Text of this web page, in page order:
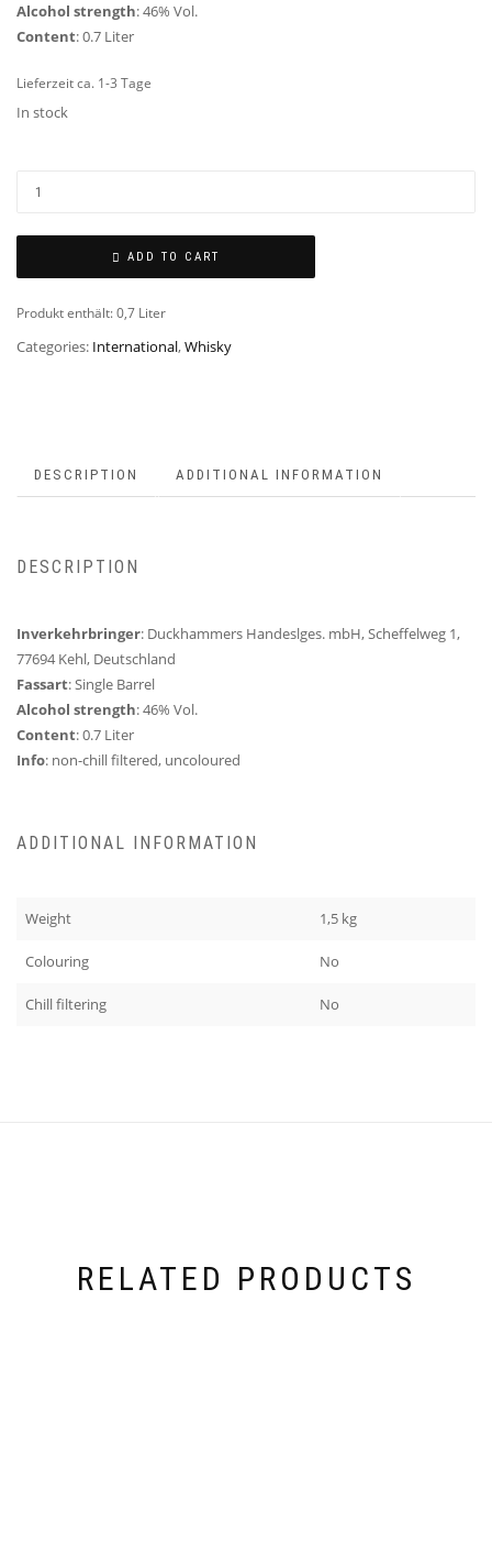
Alcohol strength: 46% Vol.
Content: 0.7 Liter
Lieferzeit ca. 1-3 Tage
In stock
ADD TO CART
Produkt enthält: 0,7 Liter
Categories: International,Whisky
DESCRIPTION ADDITIONAL INFORMATION
DESCRIPTION
Inverkehrbringer: Duckhammers Handeslges. mbH, Scheffelweg 1,
77694 Kehl, Deutschland
Fassart: Single Barrel
Alcohol strength: 46% Vol.
Content: 0.7 Liter
Info: non-chill filtered, uncoloured
ADDITIONAL INFORMATION
Weight 1,5 kg
Colouring No
Chill filtering No
RELATED PRODUCTS